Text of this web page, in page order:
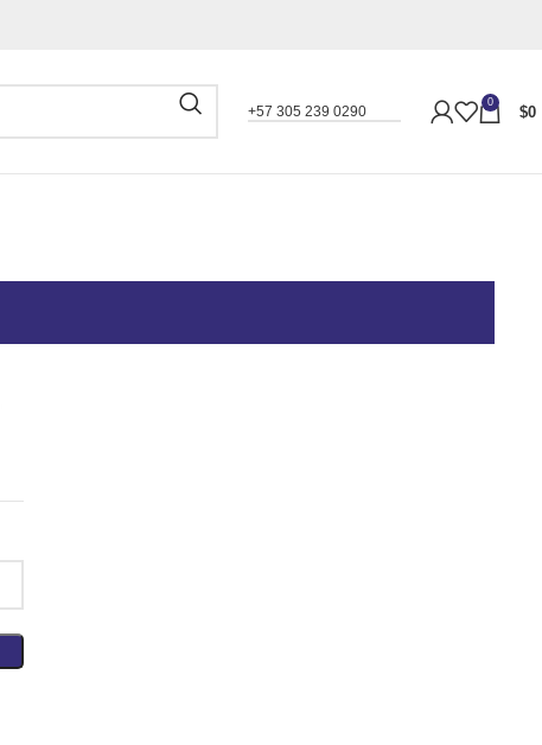
+57 305 239 0290
0
$0